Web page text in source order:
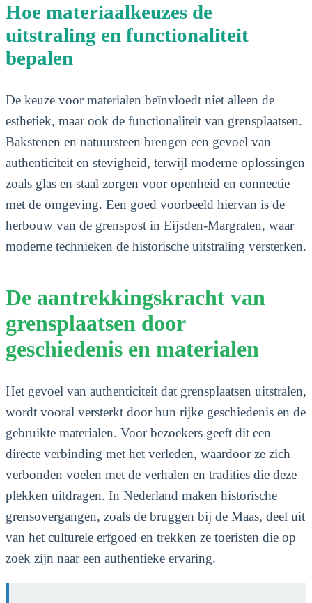
Hoe materiaalkeuzes de
uitstraling en functionaliteit
bepalen
De keuze voor materialen beïnvloedt niet alleen de
esthetiek, maar ook de functionaliteit van grensplaatsen.
Bakstenen en natuursteen brengen een gevoel van
authenticiteit en stevigheid, terwijl moderne oplossingen
zoals glas en staal zorgen voor openheid en connectie
met de omgeving. Een goed voorbeeld hiervan is de
herbouw van de grenspost in Eijsden-Margraten, waar
moderne technieken de historische uitstraling versterken.
De aantrekkingskracht van
grensplaatsen door
geschiedenis en materialen
Het gevoel van authenticiteit dat grensplaatsen uitstralen,
wordt vooral versterkt door hun rijke geschiedenis en de
gebruikte materialen. Voor bezoekers geeft dit een
directe verbinding met het verleden, waardoor ze zich
verbonden voelen met de verhalen en tradities die deze
plekken uitdragen. In Nederland maken historische
grensovergangen, zoals de bruggen bij de Maas, deel uit
van het culturele erfgoed en trekken ze toeristen die op
zoek zijn naar een authentieke ervaring.